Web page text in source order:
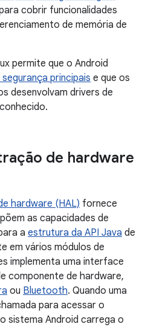
cobrir funcionalidades
de memória de
permite que o Android
principais e que os
desenvolvam drivers de
de hardware
hardware (HAL) fornece
as capacidades de
a estrutura da API Java de
em vários módulos de
implementa uma interface
componente de hardware,
ou Bluetooth. Quando uma
para acessar o
sistema Android carrega o